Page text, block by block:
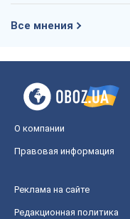
Все мнения
О компании
Правовая информация
Реклама на сайте
Редакционная политика